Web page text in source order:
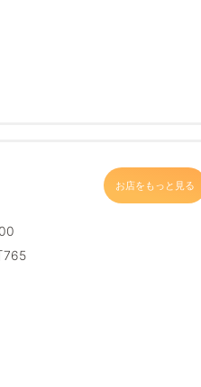
お店をもっと見る
765